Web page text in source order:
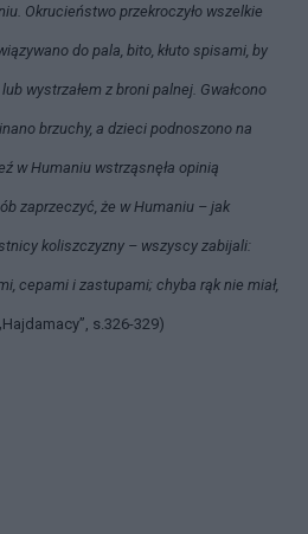
Okrucieństwo przekroczyło wszelkie
do pala, bito,kłuto spisami, by
wystrzałem z broni palnej. Gwałcono
brzuchy, a dzieci podnoszono na
w Humaniu wstrząsnęła opinią
zaprzeczyć, że w Humaniu – jak
koliszczyzny – wszyscy zabijali:
cepami i zastupami; chyba rąk nie miał,
s.326-329)